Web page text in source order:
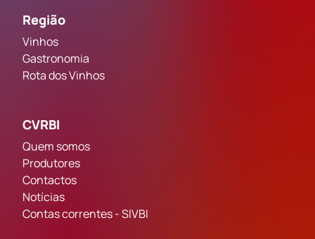
Região
Vinhos
Gastronomia
Rota dos Vinhos
CVRBI
Quem somos
Produtores
Contactos
Notícias
Contas correntes - SIVBI